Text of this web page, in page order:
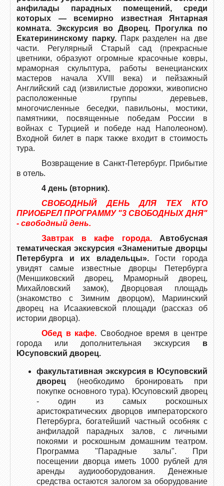
анфилады парадных помещений, среди
которых — всемирно известная Янтарная
комната. Экскурсия во Дворец.
Прогулка по
Екатерининскому парку. Парк разделен на две
части. Регулярный Старый сад (прекрасные
цветники, образуют огромные красочные ковры,
мраморная скульптура, работы венецианских
мастеров начала XVIII века) и пейзажный
Английский сад (извилистые дорожки, живописно
расположенные группы деревьев,
многочисленные беседки, павильоны, мостики,
памятники, посвященные победам России в
войнах с Турцией и победе над Наполеоном).
Входной билет в парк также входит в стоимость
тура.
Возвращение в Санкт-Петербург. Прибытие
в отель.
4 день (вторник).
СВОБОДНЫЙ ДЕНЬ ДЛЯ ТЕХ КТО
ПРИОБРЕЛ ПРОГРАММУ "3 СВОБОДНЫХ ДНЯ"
- свободный день.
Завтрак в кафе города.Автобусная
тематическая экскурсия «Знаменитые дворцы
Петербурга и их владельцы». Гости города
увидят самые известные дворцы Петербурга
(Меншиковский дворец, Мраморный дворец,
Михайловский замок), Дворцовая площадь
(знакомство с Зимним дворцом), Мариинский
дворец на Исаакиевской площади (рассказ об
истории дворца).
Обед в кафе. Свободное время в центре
города или дополнительная экскурсия в
Юсуповский дворец.
факультативная экскурсия в Юсуповский
дворец (необходимо бронировать при
покупке основного тура). Юсуповский дворец
- один из самых роскошных
аристократических дворцов императорского
Петербурга, богатейший частный особняк с
анфиладой парадных залов, с личными
покоями и роскошным домашним театром.
Программа "Парадные залы". При
посещении дворца иметь 1000 рублей для
аренды аудиооборудования. Денежные
средства остаются залогом за оборудование